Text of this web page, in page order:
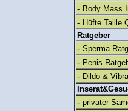
- Body Mass
- Hüfte Taille
Ratgeber
- Sperma
- Penis
- Dildo &
- privater